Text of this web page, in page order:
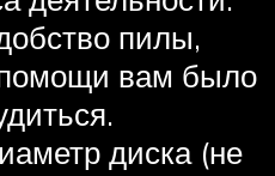
пилы,
вам было
диска (не